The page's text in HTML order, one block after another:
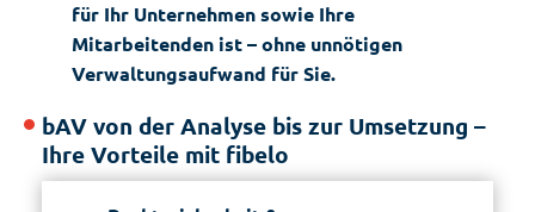
für Ihr Unternehmen sowie Ihre
Mitarbeitenden ist – ohne unnötigen
Verwaltungsaufwand für Sie.
bAV von der Analyse bis zur Umsetzung –
Ihre Vorteile mit fibelo